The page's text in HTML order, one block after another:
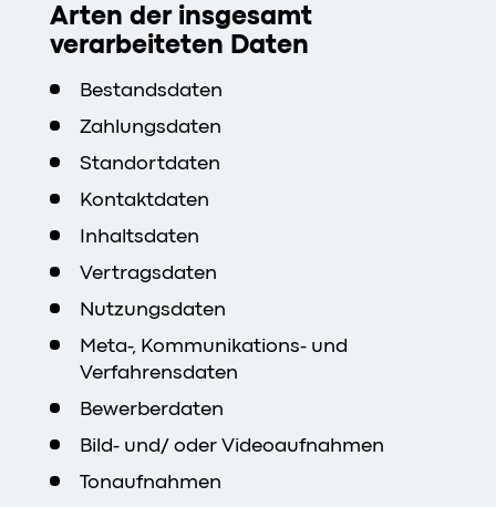
Arten der insgesamt
verarbeiteten Daten
Bestandsdaten
Zahlungsdaten
Standortdaten
Kontaktdaten
Inhaltsdaten
Vertragsdaten
Nutzungsdaten
Meta-, Kommunikations- und
Verfahrensdaten
Bewerberdaten
Bild- und/ oder Videoaufnahmen
Tonaufnahmen